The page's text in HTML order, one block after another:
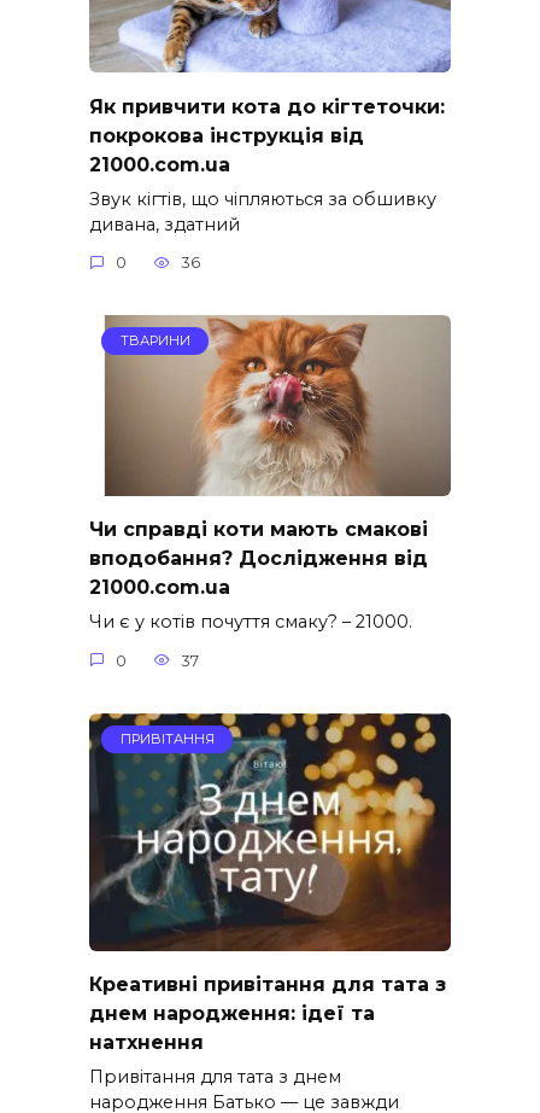
Як привчити кота до кігтеточки:
покрокова інструкція від
21000.com.ua
Звук кігтів, що чіпляються за обшивку
дивана, здатний
0 36
ТВАРИНИ
Чи справді коти мають смакові
вподобання? Дослідження від
21000.com.ua
Чи є у котів почуття смаку? – 21000.
0 37
ПРИВІТАННЯ
Креативні привітання для тата з
днем народження: ідеї та
натхнення
Привітання для тата з днем
народження Батько — це завжди